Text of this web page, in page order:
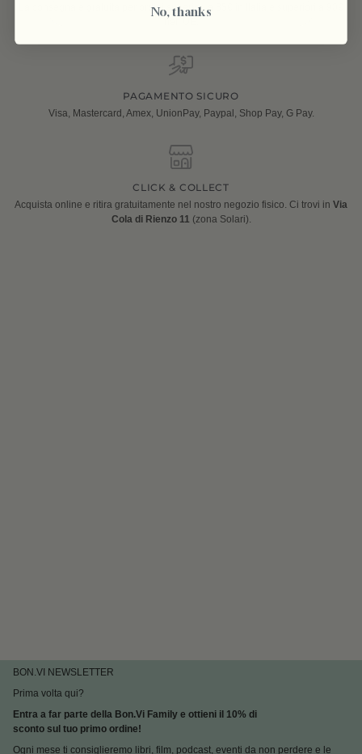
La consegna è gratuita per ordini superiori a 85€ in Italia e superiori a 90€
nell’UE.
PAGAMENTO SICURO
Visa, Mastercard, Amex, UnionPay, Paypal, Shop Pay, G Pay.
CLICK & COLLECT
Acquista online e ritira gratuitamente nel nostro negozio fisico. Ci trovi in Via
Cola di Rienzo 11 (zona Solari).
BON.VI NEWSLETTER
Prima volta qui?
Entra a far parte della Bon.Vi Family e ottieni il 10% di
sconto sul tuo primo ordine!
Ogni mese ti consiglieremo libri, film, podcast, eventi da non perdere e le
No, thanks